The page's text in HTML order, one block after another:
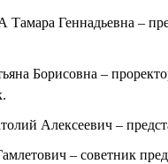
Геннадьевна –
Борисовна –
Алексеевич –
– советник